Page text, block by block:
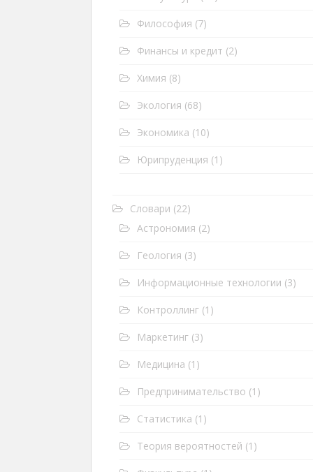
Философия (7)
Финансы и кредит (2)
Химия (8)
Экология (68)
Экономика (10)
Юрипруденция (1)
Словари (22)
Астрономия (2)
Геология (3)
Информационные технологии (3)
Контроллинг (1)
Маркетинг (3)
Медицина (1)
Предпринимательство (1)
Статистика (1)
Теория вероятностей (1)